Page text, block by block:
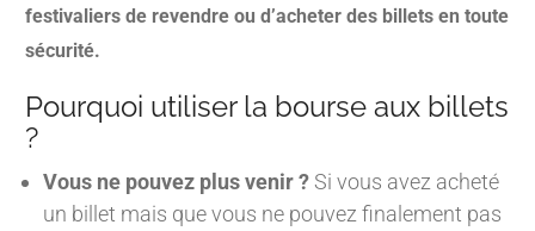
festivaliers de revendre ou d’acheter des billets en toute
sécurité.
Pourquoi utiliser la bourse aux billets
?
Vous ne pouvez plus venir ?Si vous avez acheté
un billet mais que vous ne pouvez finalement pas